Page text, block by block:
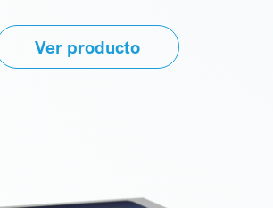
Ver producto